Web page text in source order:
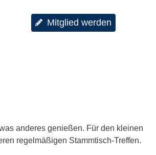
Mitglied werden
anderes genießen. Für den kleinen
regelmäßigen Stammtisch-Treffen.